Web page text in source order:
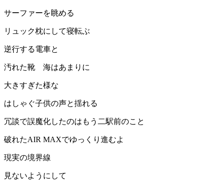
サーファーを眺める
リュック枕にして寝転ぶ
逆行する電車と
汚れた靴 海はあまりに
大きすぎた様な
はしゃぐ子供の声と揺れる
冗談で誤魔化したのはもう二駅前のこと
破れたAIR MAXでゆっくり進むよ
現実の境界線
見ないようにして